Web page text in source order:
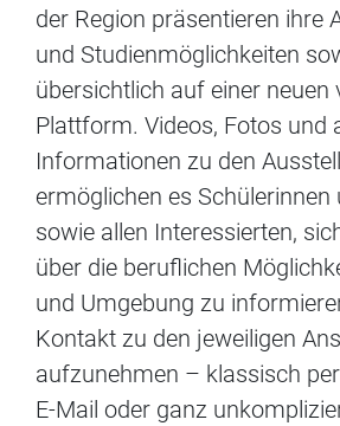
der Region präsentieren ihre
und Studienmöglichkeiten
übersichtlich auf einer neuen
Plattform. Videos, Fotos und
Informationen zu den
ermöglichen es Schülerinnen
sowie allen Interessierten,
über die beruflichen
und Umgebung zu
Kontakt zu den jeweiligen
aufzunehmen – klassisch
E-Mail oder ganz